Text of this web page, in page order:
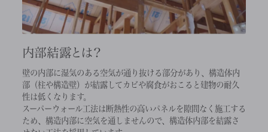
内部結露とは？
壁の内部に湿気のある空気が通り抜ける部分があり、構造体内
部（柱や構造壁）が結露してカビや腐食がおこると建物の耐久
性は低くなります。
スーパーウォール工法は断熱性の高いパネルを隙間なく施工する
ため、構造内部に空気を通しませんので、構造体内部を結露さ